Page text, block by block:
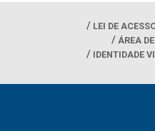
LEI DE
ÁREA
IDENTIDADE